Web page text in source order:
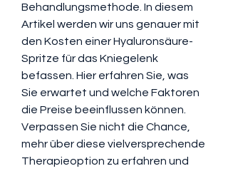
Behandlungsmethode. In diesem
Artikel werden wir uns genauer mit
den Kosten einer Hyaluronsäure-
Spritze für das Kniegelenk
befassen. Hier erfahren Sie, was
Sie erwartet und welche Faktoren
die Preise beeinflussen können.
Verpassen Sie nicht die Chance,
mehr über diese vielversprechende
Therapieoption zu erfahren und